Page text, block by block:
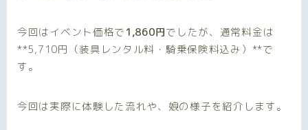
今回はイベント価格で1,860円でしたが、通常料金は
**5,710円（装具レンタル料・騎乗保険料込み）**で
す。
今回は実際に体験した流れや、娘の様子を紹介します。